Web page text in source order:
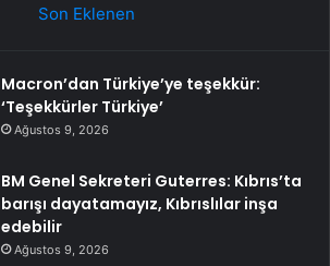
Son Eklenen
Macron’dan Türkiye’ye teşekkür:
‘Teşekkürler Türkiye’
Ağustos 9, 2026
BM Genel Sekreteri Guterres: Kıbrıs’ta
barışı dayatamayız, Kıbrıslılar inşa
edebilir
Ağustos 9, 2026